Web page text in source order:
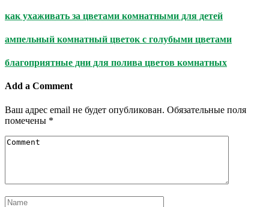
как ухаживать за цветами комнатными для детей
ампельный комнатный цветок с голубыми цветами
благоприятные дни для полива цветов комнатных
Add a Comment
Ваш адрес email не будет опубликован. Обязательные поля
помечены *